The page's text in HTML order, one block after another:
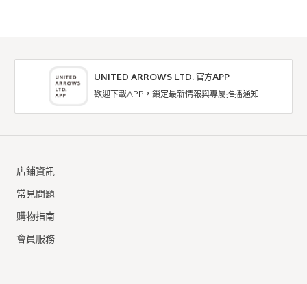
UNITED ARROWS LTD. 官方APP
歡迎下載APP，鎖定最新情報與專屬推播通知
店鋪資訊
常見問題
購物指南
會員服務